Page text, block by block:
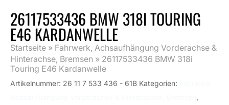
26117533436 BMW 318I TOURING
E46 KARDANWELLE
Startseite » Fahrwerk, Achsaufhängung Vorderachse &
Hinterachse, Bremsen » 26117533436 BMW 318i
Touring E46 Kardanwelle
Artikelnummer: 26 11 7 533 436 - 61B Kategorien:
,